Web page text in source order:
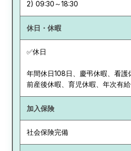
休日・休暇
✅休日
年間休日108日、慶弔休暇、看護
前産後休暇、育児休暇、年次有
加入保険
社会保険完備